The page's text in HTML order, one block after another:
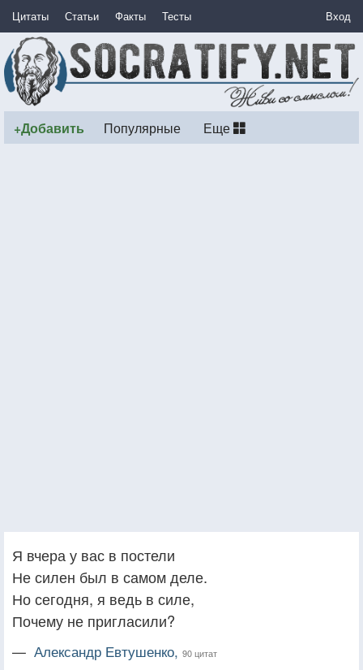
Цитаты Статьи Факты Тесты Вход
+Добавить Популярные Еще
Я вчера у вас в постели
Не силен был в самом деле.
Но сегодня, я ведь в силе,
Почему не пригласили?
— Александр Евтушенко, 90 цитат